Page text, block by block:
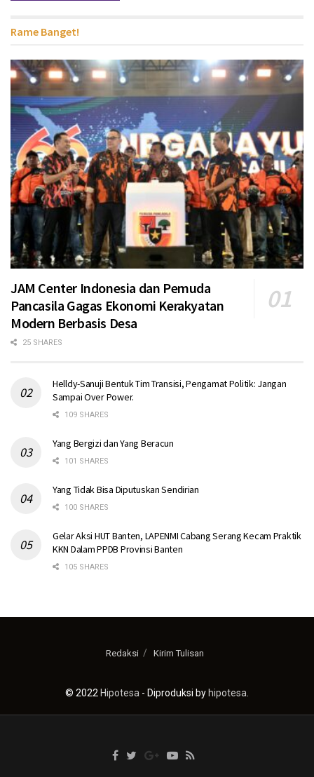
Rame Banget!
JAM Center Indonesia dan Pemuda
Pancasila Gagas Ekonomi Kerakyatan
Modern Berbasis Desa
25 SHARES
Helldy-Sanuji Bentuk Tim Transisi, Pengamat Politik: Jangan
Sampai Over Power.
109 SHARES
Yang Bergizi dan Yang Beracun
101 SHARES
Yang Tidak Bisa Diputuskan Sendirian
100 SHARES
Gelar Aksi HUT Banten, LAPENMI Cabang Serang Kecam Praktik
KKN Dalam PPDB Provinsi Banten
105 SHARES
Redaksi Kirim Tulisan
© 2022 Hipotesa - Diproduksi by hipotesa.